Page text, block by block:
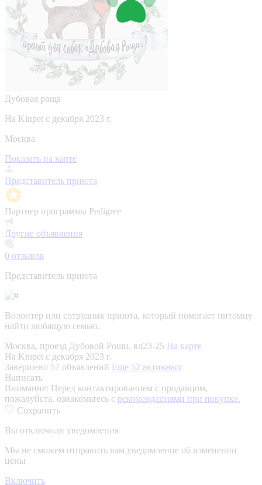
Дубовая роща
На Kinpet c декабря 2023 г.
Москва
Показать на карте
Представитель приюта
Партнер программы Pedigree
Другие объявления
0 отзывов
Представитель приюта
Волонтер или сотрудник приюта, который помогает питомцу
найти любящую семью.
Москва, проезд Дубовой Рощи, вл23-25 На карте
На Kinpet c декабря 2023 г.
Завершено 57 объявлений Еще 52 активных
Написать
Внимание: Перед контактированием с продавцом,
пожалуйста, ознакомьтесь с рекомендациями при покупке.
Сохранить
Вы отключили уведомления
Мы не сможем отправить вам уведомление об изменении
цены
Включить